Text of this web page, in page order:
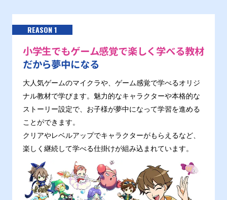
REASON 1
小学生でもゲーム感覚で楽しく学べる教材
だから夢中になる
大人気ゲームのマイクラや、ゲーム感覚で学べるオリジ
ナル教材で学びます。魅力的なキャラクターや本格的な
ストーリー設定で、お子様が夢中になって学習を進める
ことができます。
クリアやレベルアップでキャラクターがもらえるなど、
楽しく継続して学べる仕掛けが組み込まれています。